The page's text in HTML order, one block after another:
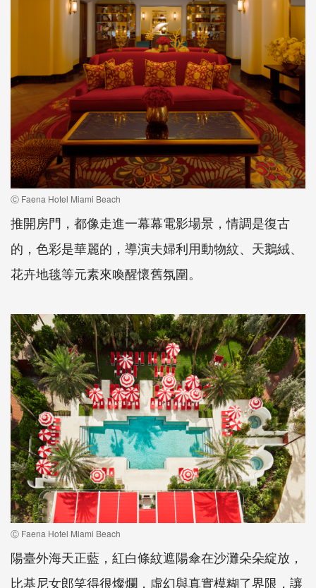
Ⓒ Faena Hotel Miami Beach
推開房門，都像走進一幕幕電影場景，情調是復古
的，色彩是華麗的，導演夫婦利用動物紋、天鵝絨、
花卉地毯等元素來喚醒懷舊氛圍。
Ⓒ Faena Hotel Miami Beach
陽臺外海天正藍，紅白條紋遮陽傘在沙灘朵朵綻放，
比基尼女郎笑得很燦爛，虛幻與真實模糊了界限，讓